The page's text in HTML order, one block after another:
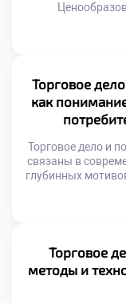
конъюнктура
скрытый
анализ
предприятия.
Торговое
как
Торговое дело и
связаны в
глубинных
превращаются
Продавец
реагировать
подход
Торговое
методы и